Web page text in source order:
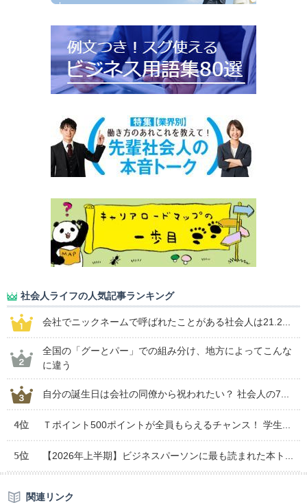
社会人ライフの人気記事ランキング
会社でニックネームで呼ばれたことがある社会人は21.2...
全国の「グーとパー」での組み分け、地方によってこんな
に違う
自分の誕生日は会社の同僚から祝われたい？ 社会人の7...
4位 Ｔポイント500ポイントが全員もらえるチャンス！ 学生...
5位 【2026年上半期】ビジネスパーソンに最も読まれた本ト...
関連リンク